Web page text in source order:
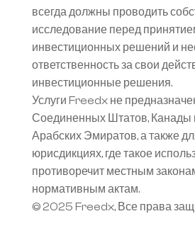
всегда должны проводить
исследование перед
инвестиционных решений и
ответственность за свои
инвестиционные решения.
Услуги Freedx не
Соединенных Штатов,
Арабских Эмиратов, а также
юрисдикциях, где такое
противоречит местным
нормативным актам.
© 2025 Freedx, Все права